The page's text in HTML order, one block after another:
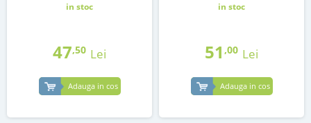
in stoc
47,50 Lei
Adauga in cos
in stoc
51 ,00 Lei
Adauga in cos